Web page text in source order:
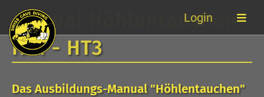
Login
Manual Höhlentauchen
HT1 - HT3
Das Ausbildungs-Manual "Höhlentauchen"